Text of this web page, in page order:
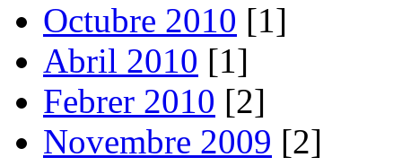
Octubre 2010 [1]
Abril 2010 [1]
Febrer 2010 [2]
Novembre 2009 [2]